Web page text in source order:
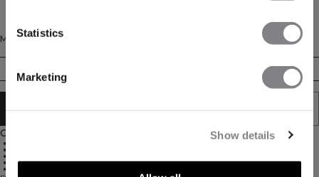
Statistics
Marketing
Show details
Maat
XXL
AAN WINKELWAGENTJE TOEVOEGEN
Omschrijving
Uitneembare cups voor aanpasbare bedekking